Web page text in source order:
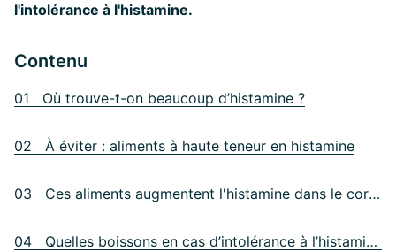
l'intolérance à l'histamine.
Contenu
01 Où trouve-t-on beaucoup d’histamine ?
02 À éviter : aliments à haute teneur en histamine
03 Ces aliments augmentent l'histamine dans le corps
04 Quelles boissons en cas d’intolérance à l’histamine ?